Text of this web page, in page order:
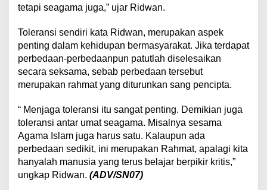
tetapi seagama juga,” ujar Ridwan.
Toleransi sendiri kata Ridwan, merupakan aspek
penting dalam kehidupan bermasyarakat. Jika terdapat
perbedaan-perbedaanpun patutlah diselesaikan
secara seksama, sebab perbedaan tersebut
merupakan rahmat yang diturunkan sang pencipta.
“ Menjaga toleransi itu sangat penting. Demikian juga
toleransi antar umat seagama. Misalnya sesama
Agama Islam juga harus satu. Kalaupun ada
perbedaan sedikit, ini merupakan Rahmat, apalagi kita
hanyalah manusia yang terus belajar berpikir kritis,”
ungkap Ridwan. (ADV/SN07)